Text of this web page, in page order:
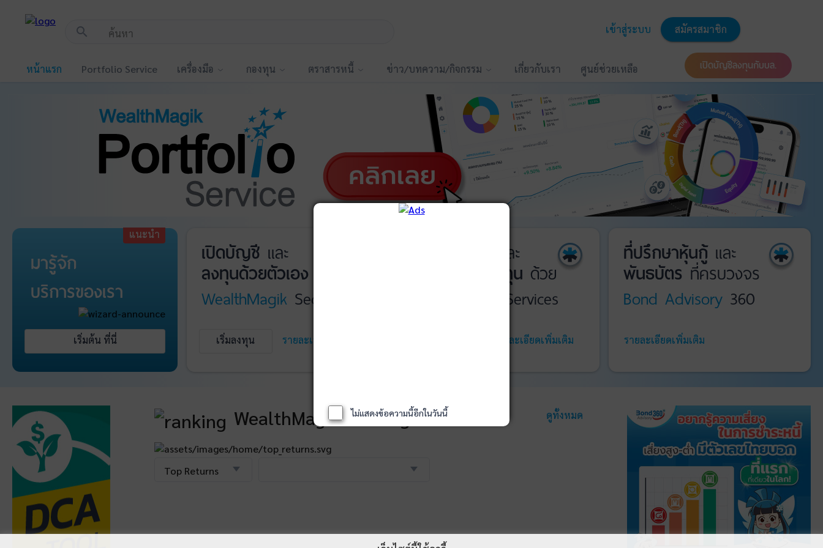
search เข้าสู่ระบบ สมัครสมาชิก
หน้าแรก Portfolio Service เครื่องมือ กองทุน ตราสารหนี้ ข่าว/บทความ/กิจกรรม เกี่ยวกับเรา ศูนย์ช่วยเหลือ เปิดบัญชีลงทุนกับบล.
แนะนำ
มารู้จัก
บริการของเรา
เริ่มต้น ที่นี่
เปิดบัญชี และ
ลงทุนด้วยตัวเอง
WealthMagikSecurities
เริ่มลงทุน รายละเอียดเพิ่มเติม
และ
ติดตามการลงทุน ด้วย
Services
รายละเอียดเพิ่มเติม
ที่ปรึกษาหุ้นกู้และ
พันธบัตรที่ครบวงจร
Bond Advisory360
รายละเอียดเพิ่มเติม
WealthMagik Rankings ดูทั้งหมด
Top Returns
ไม่แสดงข้อความนี้อีกในวันนี้